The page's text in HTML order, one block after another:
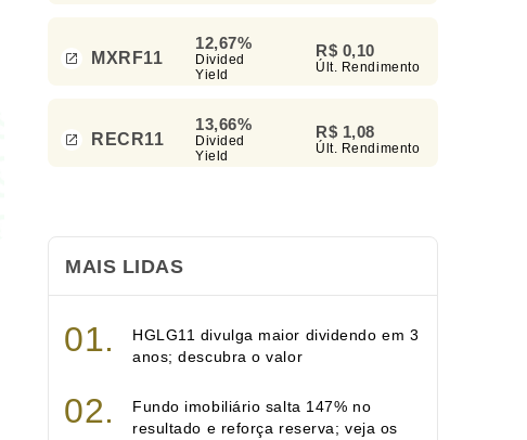
MXRF11
12,67%
Divided
Yield
R$ 0,10
Últ. Rendimento
RECR11
13,66%
Divided
Yield
R$ 1,08
Últ. Rendimento
MAIS LIDAS
HGLG11 divulga maior dividendo em 3
anos; descubra o valor
Fundo imobiliário salta 147% no
resultado e reforça reserva; veja os